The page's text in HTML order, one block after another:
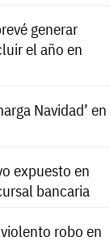
generar
el año en
Navidad’ en
expuesto en
bancaria
robo en